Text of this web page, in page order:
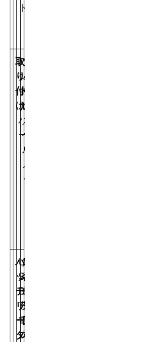
ト
取
り
付
け
ハ
ン
ド
ル
バ
ー
フ
ォ
ー
ク
／
ヘ
ル
メ
ッ
バ
ッ
テ
リ
ー
タ
U
S
B
充
電
式
大
容
量
外
部
パ